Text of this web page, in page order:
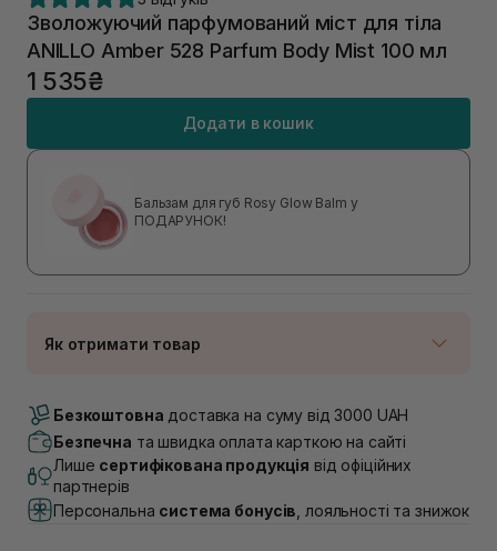
Зволожуючий парфумований міст для тіла
ANILLO Amber 528 Parfum Body Mist 100 мл
1 535₴
Додати в кошик
Бальзам для губ Rosy Glow Balm у
ПОДАРУНОК!
Як отримати товар
В наявності
Самовивіз м. Луцьк, вул. Винниченка 4
В наявності
Самовивіз м. Львів, вул. Академіка Підстригача, 1В
(Duck’s Lake)
В наявності
Безкоштовна доставка на суму від 3000 UAH
Безпечна та швидка оплата карткою на сайті
Лише сертифікована продукція від офіційних
партнерів
Персональна система бонусів , лояльності та знижок